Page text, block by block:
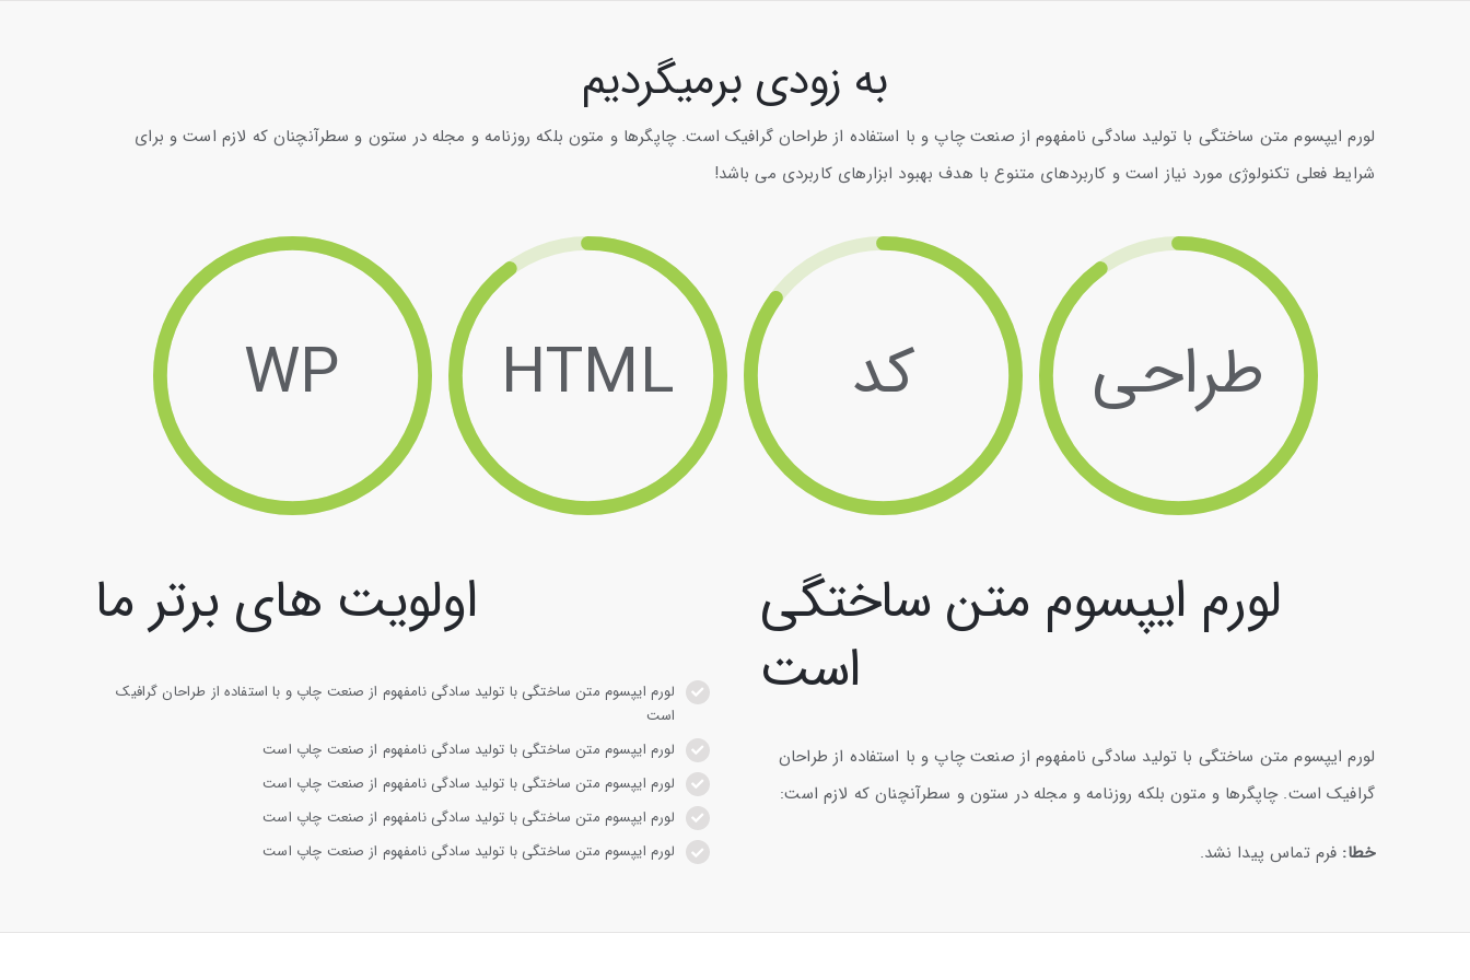
به زودی برمیگردیم
لورم ایپسوم متن ساختگی با تولید سادگی نامفهوم از صنعت چاپ و با استفاده از طراحان گرافیک است. چاپگرها و متون بلکه روزنامه و مجله در ستون و سطرآنچنان که لازم است و برای
شرایط فعلی تکنولوژی مورد نیاز است و کاربردهای متنوع با هدف بهبود ابزارهای کاربردی می باشد!
طراحی کد HTML
WP
لورم ایپسوم متن ساختگی
است
لورم ایپسوم متن ساختگی با تولید سادگی نامفهوم از صنعت چاپ و با استفاده از طراحان
گرافیک است. چاپگرها و متون بلکه روزنامه و مجله در ستون و سطرآنچنان که لازم است:
خطا: فرم تماس پیدا نشد.
اولویت های برتر ما
لورم ایپسوم متن ساختگی با تولید سادگی نامفهوم از صنعت چاپ و با استفاده از طراحان گرافیک
است
لورم ایپسوم متن ساختگی با تولید سادگی نامفهوم از صنعت چاپ است
لورم ایپسوم متن ساختگی با تولید سادگی نامفهوم از صنعت چاپ است
لورم ایپسوم متن ساختگی با تولید سادگی نامفهوم از صنعت چاپ است
لورم ایپسوم متن ساختگی با تولید سادگی نامفهوم از صنعت چاپ است